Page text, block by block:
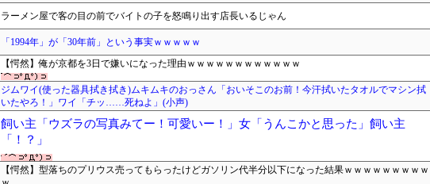
ラーメン屋で客の目の前でバイトの子を怒鳴り出す店長いるじゃん
「1994年」が「30年前」という事実ｗｗｗｗｗ
【愕然】俺が京都を3日で嫌いになった理由ｗｗｗｗｗｗｗｗｗｗｗｗ
ジムワイ(使った器具拭き拭き)ムキムキのおっさん「おいそこのお前！今汗拭いたタオルでマシン拭
いたやろ！」ワイ「チッ……死ねよ」(小声)
飼い主「ウズラの写真みてー！可愛いー！」女「うんこかと思った」飼い主
「！？」
【愕然】型落ちのプリウス売ってもらったけどガソリン代半分以下になった結果ｗｗｗｗｗｗｗｗｗ